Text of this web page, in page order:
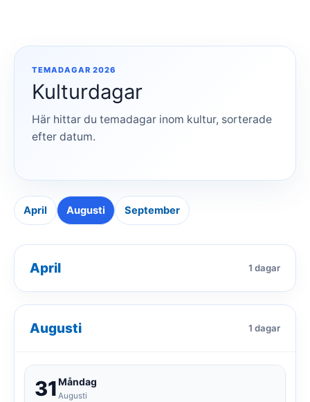
TEMADAGAR 2026
Kulturdagar
Här hittar du temadagar inom kultur, sorterade
efter datum.
April Augusti September
April 1 dagar
Augusti 1 dagar
31Måndag
Augusti